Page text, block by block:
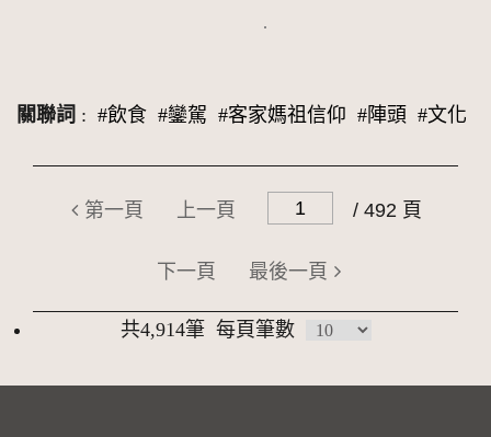
關聯詞 : #飲食 #鑾駕 #客家媽祖信仰 #陣頭 #文化
第一頁 上一頁 / 492 頁
下一頁 最後一頁
共4,914筆 每頁筆數